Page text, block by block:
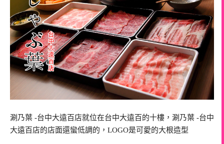
涮乃葉 -台中大遠百店就位在台中大遠百的十樓，涮乃葉 -台中
大遠百店的店面還蠻低調的，LOGO是可愛的大根造型